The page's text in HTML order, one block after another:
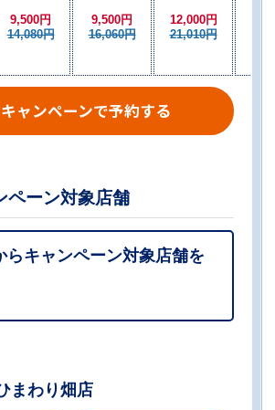
9,500円
14,080円
9,500円
16,060円
12,000円
21,010円
ャンペーンで予約する
ペーン対象店舗
らキャンペーン対象店舗を
まわり畑店